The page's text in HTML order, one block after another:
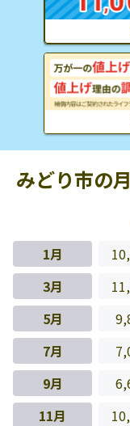
みどり市の
1月
3月
5月
7月
9月
11月